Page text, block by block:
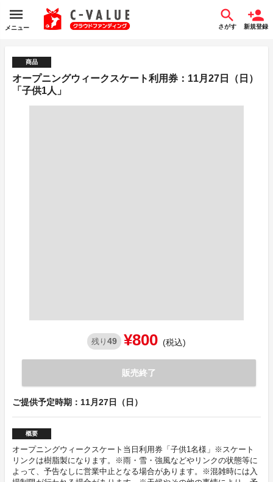
メニュー さがす 新規登録
商品
オープニングウィークスケート利用券：11月27日（日）
「子供1人」
残り 49 ¥800 (税込)
販売終了
ご提供予定時期：11月27日（日）
概要
オープニングウィークスケート当日利用券「子供1名様」※スケート
リンクは樹脂製になります。※雨・雪・強風などやリンクの状態等に
よって、予告なしに営業中止となる場合があります。※混雑時には入